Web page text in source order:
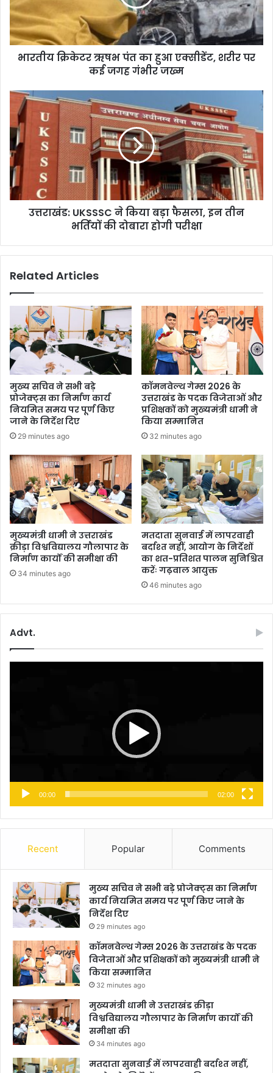
के
ट
र
ऋ
त
आ
क्सी
डें
ट
,
प
क
ह
गं
भी
र
ज
ख्म
भारतीय क्रिकेटर ऋषभ पंत का हुआ एक्सीडेंट, शरीर पर
कई जगह गंभीर जख्म
उ
खं
ड
:
U
K
S
या
स
ला
,
इ
ती
न
भ
की
दो
बा
रा
हो
गी
प
री
क्षा
उत्तराखंड: UKSSSC ने किया बड़ा फैसला, इन तीन
भर्तियों की दोबारा होगी परीक्षा
Related Articles
मुख्य सचिव ने सभी बड़े
प्रोजेक्ट्स का निर्माण कार्य
नियमित समय पर पूर्ण किए
जाने के निर्देश दिए
29 minutes ago
कॉमनवेल्थ गेम्स 2026 के
उत्तराखंड के पदक विजेताओं और
प्रशिक्षकों को मुख्यमंत्री धामी ने
किया सम्मानित
32 minutes ago
मुख्यमंत्री धामी ने उत्तराखंड
क्रीड़ा विश्वविद्यालय गौलापार के
निर्माण कार्यों की समीक्षा की
34 minutes ago
मतदाता सुनवाई में लापरवाही
बर्दाश्त नहीं, आयोग के निर्देशों
का शत-प्रतिशत पालन सुनिश्चित
करेंः गढ़वाल आयुक्त
46 minutes ago
Advt.
00:00 02:00
Recent Popular Comments
मुख्य सचिव ने सभी बड़े प्रोजेक्ट्स का निर्माण
कार्य नियमित समय पर पूर्ण किए जाने के
निर्देश दिए
29 minutes ago
कॉमनवेल्थ गेम्स 2026 के उत्तराखंड के पदक
विजेताओं और प्रशिक्षकों को मुख्यमंत्री धामी ने
किया सम्मानित
32 minutes ago
मुख्यमंत्री धामी ने उत्तराखंड क्रीड़ा
विश्वविद्यालय गौलापार के निर्माण कार्यों की
समीक्षा की
34 minutes ago
मतदाता सुनवाई में लापरवाही बर्दाश्त नहीं,